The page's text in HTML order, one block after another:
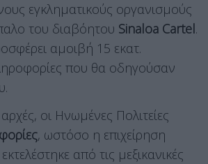
εγκληματικούς οργανισμούς
του διαβόητου Sinaloa Cartel.
αμοιβή 15 εκατ.
που θα οδηγούσαν
οι Ηνωμένες Πολιτείες
, ωστόσο η επιχείρηση
από τις μεξικανικές